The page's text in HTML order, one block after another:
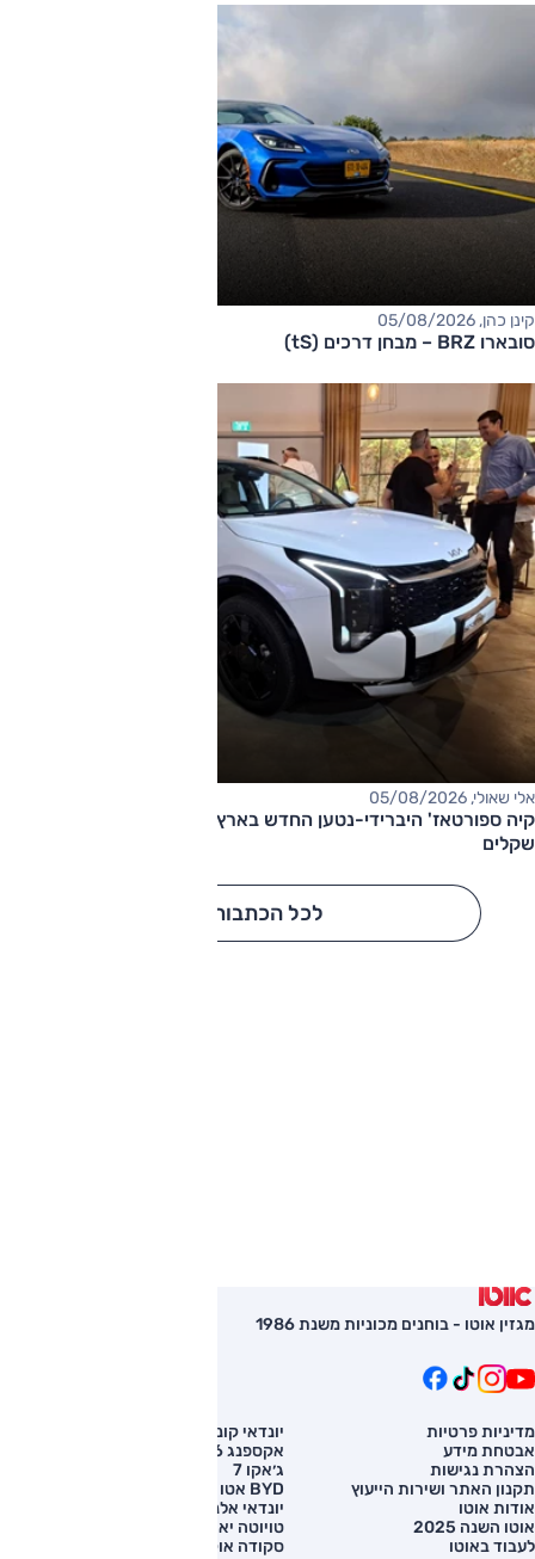
קינן כהן, 05/08/2026
סובארו BRZ – מבחן דרכים (tS)
אלי שאולי, 05/08/2026
שקלים
לכל הכתבות
מגזין אוטו - בוחנים מכוניות משנת 1986
מדיניות פרטיות
אבטחת מידע
הצהרת נגישות
תקנון האתר ושירות הייעוץ
אודות אוטו
אוטו השנה 2025
לעבוד באוטו
יונדאי קונה
אקספנג G6
ג׳אקו 7
BYD אטו 3
יונדאי אלנטרה
טויוטה יאריס קרוס
סקודה אוקטביה